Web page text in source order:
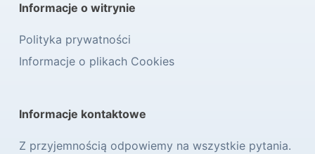
Informacje o witrynie
Polityka prywatności
Informacje o plikach Cookies
Informacje kontaktowe
Z przyjemnością odpowiemy na wszystkie pytania.